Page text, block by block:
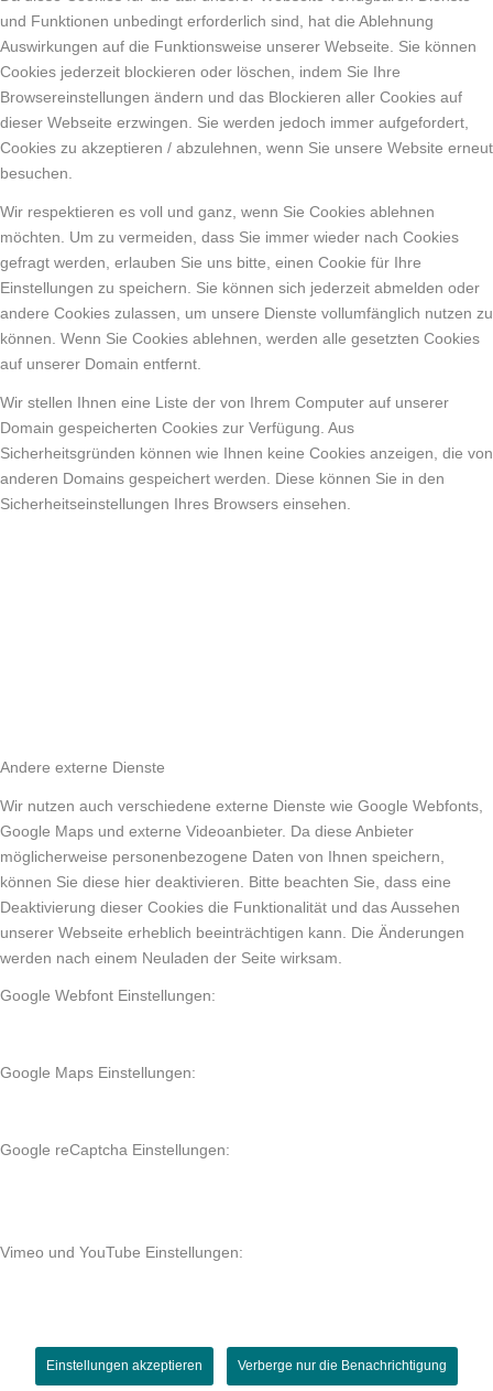
und Funktionen unbedingt erforderlich sind, hat die Ablehnung
Auswirkungen auf die Funktionsweise unserer Webseite. Sie können
Cookies jederzeit blockieren oder löschen, indem Sie Ihre
Browsereinstellungen ändern und das Blockieren aller Cookies auf
dieser Webseite erzwingen. Sie werden jedoch immer aufgefordert,
Cookies zu akzeptieren / abzulehnen, wenn Sie unsere Website erneut
besuchen.
Wir respektieren es voll und ganz, wenn Sie Cookies ablehnen
möchten. Um zu vermeiden, dass Sie immer wieder nach Cookies
gefragt werden, erlauben Sie uns bitte, einen Cookie für Ihre
Einstellungen zu speichern. Sie können sich jederzeit abmelden oder
andere Cookies zulassen, um unsere Dienste vollumfänglich nutzen zu
können. Wenn Sie Cookies ablehnen, werden alle gesetzten Cookies
auf unserer Domain entfernt.
Wir stellen Ihnen eine Liste der von Ihrem Computer auf unserer
Domain gespeicherten Cookies zur Verfügung. Aus
Sicherheitsgründen können wie Ihnen keine Cookies anzeigen, die von
anderen Domains gespeichert werden. Diese können Sie in den
Sicherheitseinstellungen Ihres Browsers einsehen.
Andere externe Dienste
Wir nutzen auch verschiedene externe Dienste wie Google Webfonts,
Google Maps und externe Videoanbieter. Da diese Anbieter
möglicherweise personenbezogene Daten von Ihnen speichern,
können Sie diese hier deaktivieren. Bitte beachten Sie, dass eine
Deaktivierung dieser Cookies die Funktionalität und das Aussehen
unserer Webseite erheblich beeinträchtigen kann. Die Änderungen
werden nach einem Neuladen der Seite wirksam.
Google Webfont Einstellungen:
Google Maps Einstellungen:
Google reCaptcha Einstellungen:
Vimeo und YouTube Einstellungen:
Einstellungen akzeptieren Verberge nur die Benachrichtigung